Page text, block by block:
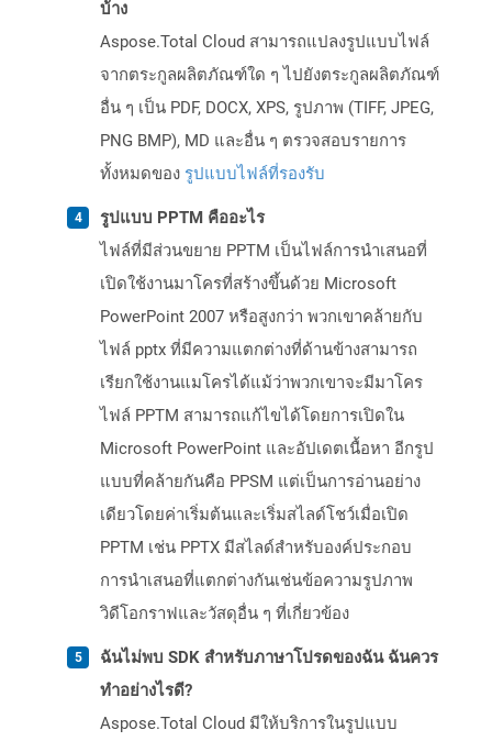
บ้าง
Aspose.Total Cloud สามารถแปลงรูปแบบไฟล์
จากตระกูลผลิตภัณฑ์ใด ๆ ไปยังตระกูลผลิตภัณฑ์
อื่น ๆ เป็น PDF, DOCX, XPS, รูปภาพ (TIFF, JPEG,
PNG BMP), MD และอื่น ๆ ตรวจสอบรายการ
ทั้งหมดของ รูปแบบไฟล์ที่รองรับ
รูปแบบ PPTM คืออะไร
ไฟล์ที่มีส่วนขยาย PPTM เป็นไฟล์การนำเสนอที่
เปิดใช้งานมาโครที่สร้างขึ้นด้วย Microsoft
PowerPoint 2007 หรือสูงกว่า พวกเขาคล้ายกับ
ไฟล์ pptx ที่มีความแตกต่างที่ด้านข้างสามารถ
เรียกใช้งานแมโครได้แม้ว่าพวกเขาจะมีมาโคร
ไฟล์ PPTM สามารถแก้ไขได้โดยการเปิดใน
Microsoft PowerPoint และอัปเดตเนื้อหา อีกรูป
แบบที่คล้ายกันคือ PPSM แต่เป็นการอ่านอย่าง
เดียวโดยค่าเริ่มต้นและเริ่มสไลด์โชว์เมื่อเปิด
PPTM เช่น PPTX มีสไลด์สำหรับองค์ประกอบ
การนำเสนอที่แตกต่างกันเช่นข้อความรูปภาพ
วิดีโอกราฟและวัสดุอื่น ๆ ที่เกี่ยวข้อง
ฉันไม่พบ SDK สำหรับภาษาโปรดของฉัน ฉันควร
ทำอย่างไรดี?
Aspose.Total Cloud มีให้บริการในรูปแบบ